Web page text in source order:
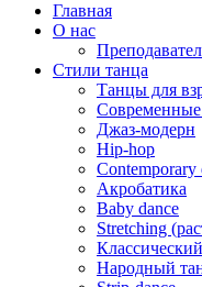
Главная
О нас
Стили танца
Танцы для
Джаз-модерн
Hip-hop
Contemporary
Акробатика
Baby dance
Stretching
Народный